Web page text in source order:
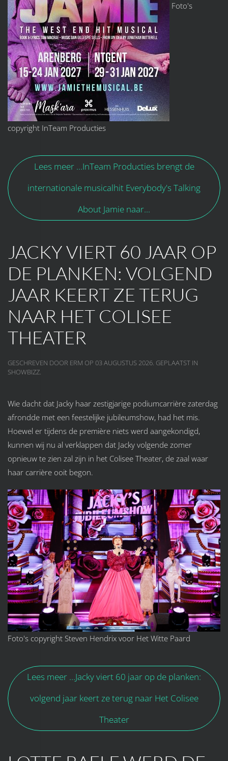
Foto's
copyright InTeam Producties
Lees meer …InTeam Producties brengt de
internationale musicalhit Everybody's Talking
About Jamie naar...
JACKY VIERT 60 JAAR OP
DE PLANKEN: VOLGEND
JAAR KEERT ZE TERUG
NAAR HET COLISEE
THEATER
GESCHREVEN DOOR ERM OP 03 AUGUSTUS 2026. GEPLAATST IN
SHOWBIZZ.
Wie dacht dat Jacky haar zestigjarige podiumcarrière zaterdag
afrondde met een feestelijke jubileumshow, had het mis.
Hoewel er tijdens de première niets werd aangekondigd,
kunnen wij nu al verklappen dat Jacky volgende zomer
opnieuw te zien zal zijn in het Colisee Theater, de zaal waar
haar carrière ooit begon.
Foto's copyright Steven Hendrix voor Het Witte Paard
Lees meer …Jacky viert 60 jaar op de planken:
volgend jaar keert ze terug naar Het Colisee
Theater